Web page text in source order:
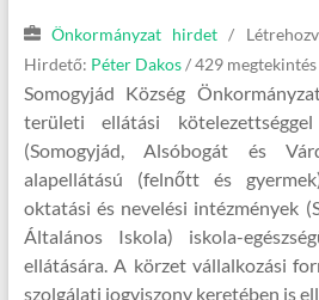
Önkormányzat hirdet /
Hirdető: Péter Dakos/ 429 megtekintés
Somogyjád Község
területi ellátási
(Somogyjád, Alsóbogát és
alapellátású (felnőtt és
oktatási és nevelési intézmények
Általános Iskola) iskola-
ellátására. A körzet vállalkozási
szolgálati jogviszony keretében is